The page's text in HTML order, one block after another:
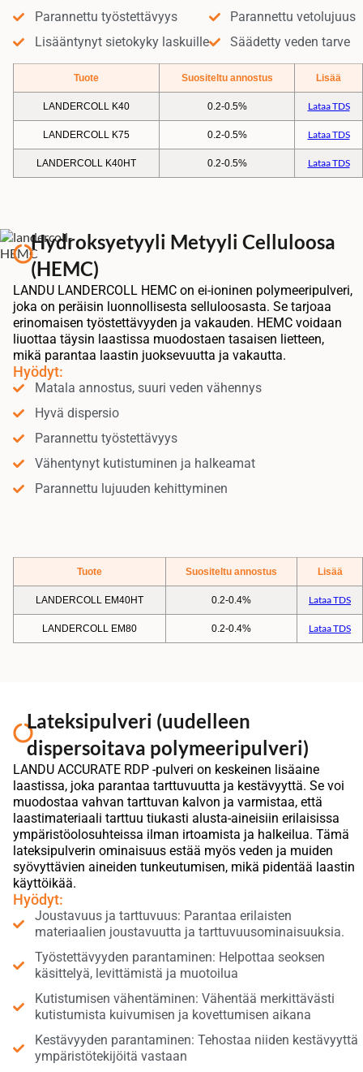
Parannettu työstettävyys
Lisääntynyt sietokyky laskuille
Parannettu vetolujuus
Säädetty veden tarve
Tuote Suositeltu annostus Lisää
LANDERCOLL K40 0.2-0.5% Lataa TDS
LANDERCOLL K75 0.2-0.5% Lataa TDS
LANDERCOLL K40HT 0.2-0.5% Lataa TDS
Hydroksyetyyli Metyyli Celluloosa
(HEMC)
LANDU LANDERCOLL HEMC on ei-ioninen polymeeripulveri,
joka on peräisin luonnollisesta selluloosasta. Se tarjoaa
erinomaisen työstettävyyden ja vakauden. HEMC voidaan
liuottaa täysin laastissa muodostaen tasaisen lietteen,
mikä parantaa laastin juoksevuutta ja vakautta.
Hyödyt:
Matala annostus, suuri veden vähennys
Hyvä dispersio
Parannettu työstettävyys
Vähentynyt kutistuminen ja halkeamat
Parannettu lujuuden kehittyminen
Tuote Suositeltu annostus Lisää
LANDERCOLL EM40HT 0.2-0.4% Lataa TDS
LANDERCOLL EM80 0.2-0.4% Lataa TDS
Lateksipulveri (uudelleen
dispersoitava polymeeripulveri)
LANDU ACCURATE RDP -pulveri on keskeinen lisäaine
laastissa, joka parantaa tarttuvuutta ja kestävyyttä. Se voi
muodostaa vahvan tarttuvan kalvon ja varmistaa, että
laastimateriaali tarttuu tiukasti alusta-aineisiin erilaisissa
ympäristöolosuhteissa ilman irtoamista ja halkeilua. Tämä
lateksipulverin ominaisuus estää myös veden ja muiden
syövyttävien aineiden tunkeutumisen, mikä pidentää laastin
käyttöikää.
Hyödyt:
Joustavuus ja tarttuvuus: Parantaa erilaisten
materiaalien joustavuutta ja tarttuvuusominaisuuksia.
Työstettävyyden parantaminen: Helpottaa seoksen
käsittelyä, levittämistä ja muotoilua
Kutistumisen vähentäminen: Vähentää merkittävästi
kutistumista kuivumisen ja kovettumisen aikana
Kestävyyden parantaminen: Tehostaa niiden kestävyyttä
ympäristötekijöitä vastaan